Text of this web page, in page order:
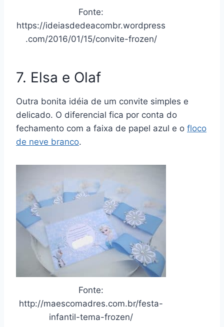
Fonte:
https://ideiasdedeacombr.wordpress
.com/2016/01/15/convite-frozen/
7. Elsa e Olaf
Outra bonita idéia de um convite simples e
delicado. O diferencial fica por conta do
fechamento com a faixa de papel azul e o floco
de neve branco.
Fonte:
http://maescomadres.com.br/festa-
infantil-tema-frozen/